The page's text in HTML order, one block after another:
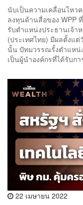
นับเป็นความเคลื่อนไหว
ลงทุนด้านสื่อของ WPP
รับตำแหน่งประธานเจ้า
(ประเทศไทย) มีผลตั้งแ
นั้น ปัทมวรรณรั้งตำแหน่
เป็นผู้นำองค์กรที่ได้รับก
22 เมษายน 2022